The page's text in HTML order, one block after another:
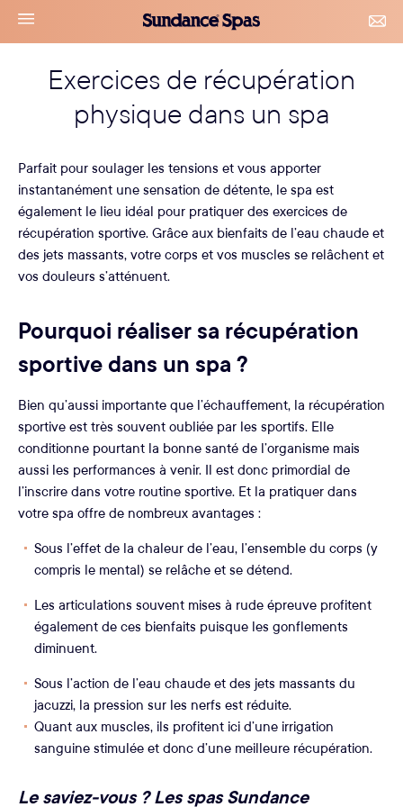
Accéder
navigation
menu
Sundance
Spas
Exercices de récupération
physique dans un spa
Parfait pour soulager les tensions et vous apporter
instantanément une sensation de détente, le spa est
également le lieu idéal pour pratiquer des exercices de
récupération sportive. Grâce aux bienfaits de l’eau chaude et
des jets massants, votre corps et vos muscles se relâchent et
vos douleurs s’atténuent.
Pourquoi réaliser sa récupération
sportive dans un spa ?
Bien qu’aussi importante que l’échauffement, la récupération
sportive est très souvent oubliée par les sportifs. Elle
conditionne pourtant la bonne santé de l’organisme mais
aussi les performances à venir. Il est donc primordial de
l’inscrire dans votre routine sportive. Et la pratiquer dans
votre spa offre de nombreux avantages :
Sous l’effet de la chaleur de l’eau, l’ensemble du corps (y
compris le mental) se relâche et se détend.
Les articulations souvent mises à rude épreuve profitent
également de ces bienfaits puisque les gonflements
diminuent.
Sous l’action de l’eau chaude et des jets massants du
jacuzzi, la pression sur les nerfs est réduite.
Quant aux muscles, ils profitent ici d’une irrigation
sanguine stimulée et donc d’une meilleure récupération.
Le saviez-vous ? Les spas Sundance